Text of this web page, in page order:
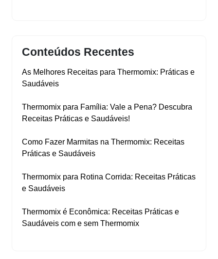
Conteúdos Recentes
As Melhores Receitas para Thermomix: Práticas e
Saudáveis
Thermomix para Família: Vale a Pena? Descubra
Receitas Práticas e Saudáveis!
Como Fazer Marmitas na Thermomix: Receitas
Práticas e Saudáveis
Thermomix para Rotina Corrida: Receitas Práticas
e Saudáveis
Thermomix é Econômica: Receitas Práticas e
Saudáveis com e sem Thermomix